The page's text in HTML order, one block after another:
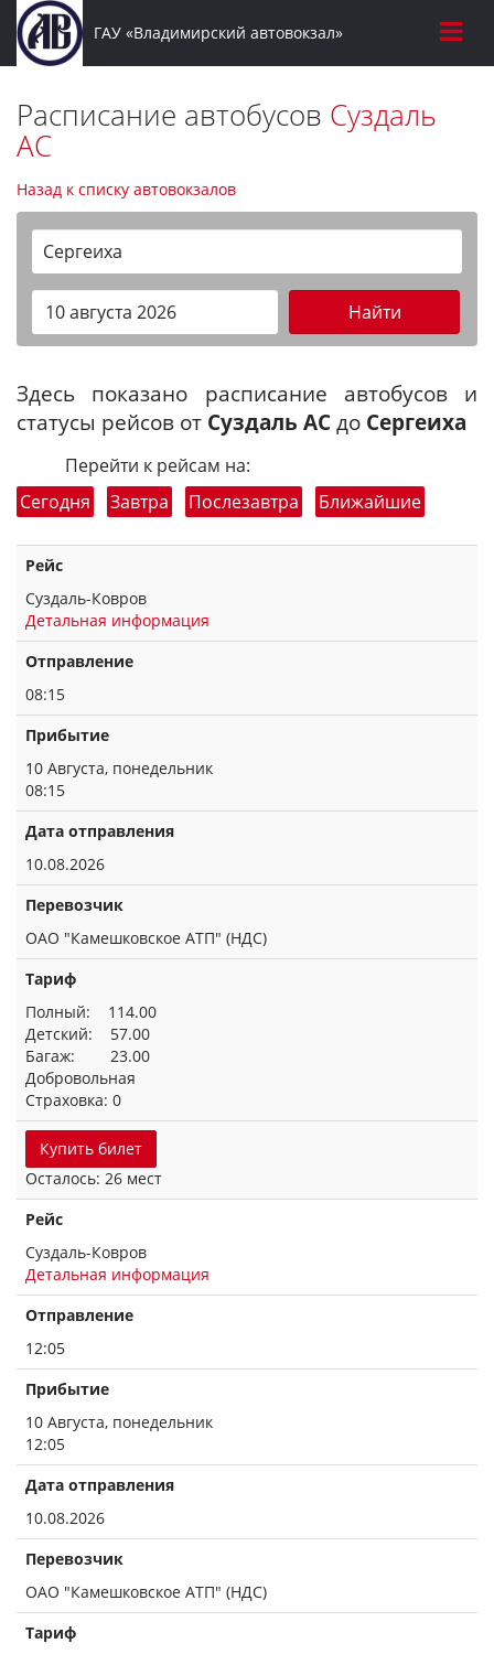
ГАУ «Владимирский автовокзал»
Расписание автобусов Суздаль
АС
Назад к списку автовокзалов
Сергеиха
Найти
Здесь показано расписание автобусов и
статусы рейсов от Суздаль АС до Сергеиха
Перейти к рейсам на:
Сегодня
Завтра Послезавтра Ближайшие
Рейс
Суздаль-Ковров
Детальная информация
Отправление
08:15
Прибытие
10 Августа, понедельник
08:15
Дата отправления
10.08.2026
Перевозчик
ОАО "Камешковское АТП" (НДС)
Тариф
Полный: 114.00
Детский: 57.00
Багаж: 23.00
Добровольная
Страховка: 0
Купить билет
Осталось: 26 мест
Рейс
Суздаль-Ковров
Детальная информация
Отправление
12:05
Прибытие
10 Августа, понедельник
12:05
Дата отправления
10.08.2026
Перевозчик
ОАО "Камешковское АТП" (НДС)
Тариф